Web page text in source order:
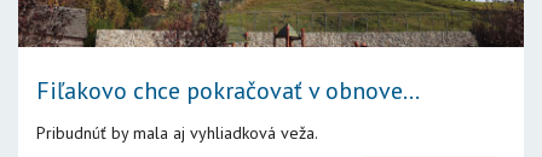
​​​​​​​Fiľakovo chce pokračovať v obnove...
Pribudnúť by mala aj vyhliadková veža.